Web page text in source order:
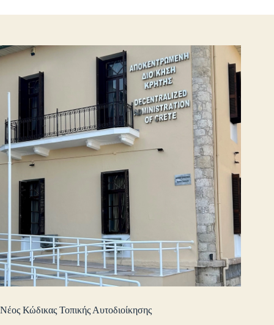
Νέος Κώδικας Τοπικής Αυτοδιοίκησης